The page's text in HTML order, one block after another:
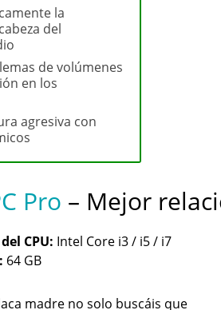
la
del
de volúmenes
en los
agresiva con
Pro – Mejor
CPU: Intel Core i3 / i5 / i7
64 GB
madre no solo buscáis que